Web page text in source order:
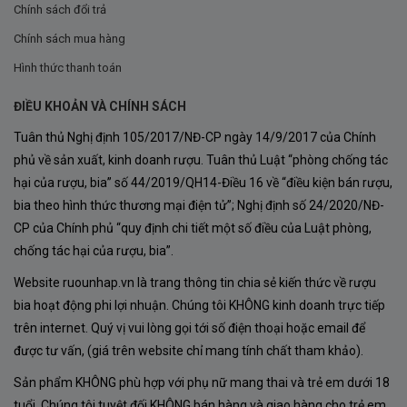
Ghi chú nếm thử Rượu Vang Patriarche Nuits
Saint Georges Premier Cru Les Cailles
Màu sắc – Sự quyến rũ đến từ ánh nhìn đầu tiên
Chính sách đổi trả
Chính sách mua hàng
Hình thức thanh toán
ĐIỀU KHOẢN VÀ CHÍNH SÁCH
Tuân thủ Nghị định 105/2017/NĐ-CP ngày 14/9/2017 của Chính
phủ về sản xuất, kinh doanh rượu. Tuân thủ Luật “phòng chống tác
hại của rượu, bia” số 44/2019/QH14-Điều 16 về “điều kiện bán rượu,
bia theo hình thức thương mại điện tử”; Nghị định số 24/2020/NĐ-
CP của Chính phủ “quy định chi tiết một số điều của Luật phòng,
chống tác hại của rượu, bia”.
Website ruounhap.vn là trang thông tin chia sẻ kiến thức về rượu
bia hoạt động phi lợi nhuận. Chúng tôi KHÔNG kinh doanh trực tiếp
trên internet. Quý vị vui lòng gọi tới số điện thoại hoặc email để
được tư vấn, (giá trên website chỉ mang tính chất tham khảo).
Sản phẩm KHÔNG phù hợp với phụ nữ mang thai và trẻ em dưới 18